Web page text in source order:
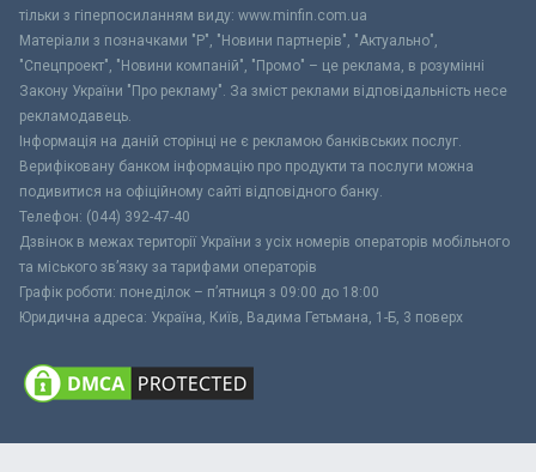
тільки з гіперпосиланням виду: www.minfin.com.ua
Матеріали з позначками "Р", "Новини партнерів", "Актуально",
"Спецпроект", "Новини компаній", "Промо" – це реклама, в розумінні
Закону України "Про рекламу". За зміст реклами відповідальність несе
рекламодавець.
Інформація на даній сторінці не є рекламою банківських послуг.
Верифіковану банком інформацію про продукти та послуги можна
подивитися на офіційному сайті відповідного банку.
Телефон: (044) 392-47-40
Дзвінок в межах території України з усіх номерів операторів мобільного
та міського зв’язку за тарифами операторів
Графік роботи: понеділок – п’ятниця з 09:00 до 18:00
Юридична адреса: Україна, Київ, Вадима Гетьмана, 1-Б, 3 поверх